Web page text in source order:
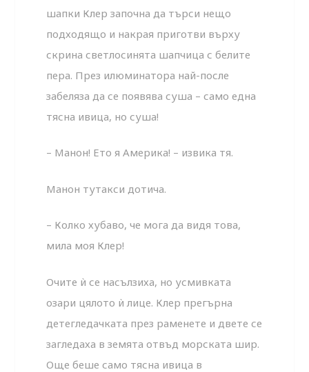
шапки Клер започна да търси нещо
подходящо и накрая приготви върху
скрина светлосинята шапчица с белите
пера. През илюминатора най-после
забеляза да се появява суша – само една
тясна ивица, но суша!
– Манон! Ето я Америка! – извика тя.
Манон тутакси дотича.
– Колко хубаво, че мога да видя това,
мила моя Клер!
Очите ѝ се насълзиха, но усмивката
озари цялото ѝ лице. Клер прегърна
детегледачката през раменете и двете се
загледаха в земята отвъд морската шир.
Още беше само тясна ивица в